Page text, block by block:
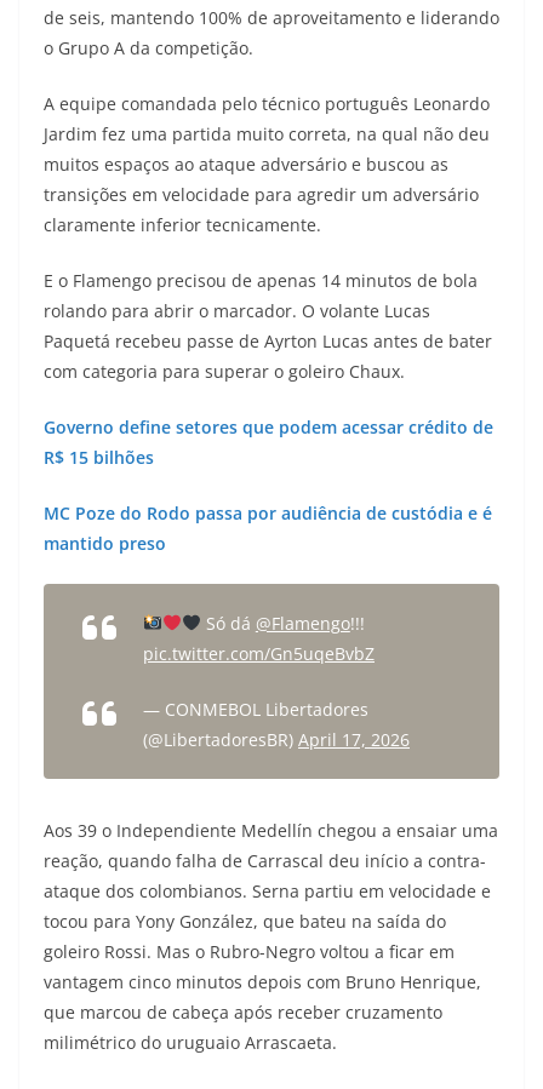
de seis, mantendo 100% de aproveitamento e liderando
o Grupo A da competição.
A equipe comandada pelo técnico português Leonardo
Jardim fez uma partida muito correta, na qual não deu
muitos espaços ao ataque adversário e buscou as
transições em velocidade para agredir um adversário
claramente inferior tecnicamente.
E o Flamengo precisou de apenas 14 minutos de bola
rolando para abrir o marcador. O volante Lucas
Paquetá recebeu passe de Ayrton Lucas antes de bater
com categoria para superar o goleiro Chaux.
Governo define setores que podem acessar crédito de
R$ 15 bilhões
MC Poze do Rodo passa por audiência de custódia e é
mantido preso
Só dá @Flamengo!!!
pic.twitter.com/Gn5uqeBvbZ
— CONMEBOL Libertadores
(@LibertadoresBR) April 17, 2026
Aos 39 o Independiente Medellín chegou a ensaiar uma
reação, quando falha de Carrascal deu início a contra-
ataque dos colombianos. Serna partiu em velocidade e
tocou para Yony González, que bateu na saída do
goleiro Rossi. Mas o Rubro-Negro voltou a ficar em
vantagem cinco minutos depois com Bruno Henrique,
que marcou de cabeça após receber cruzamento
milimétrico do uruguaio Arrascaeta.